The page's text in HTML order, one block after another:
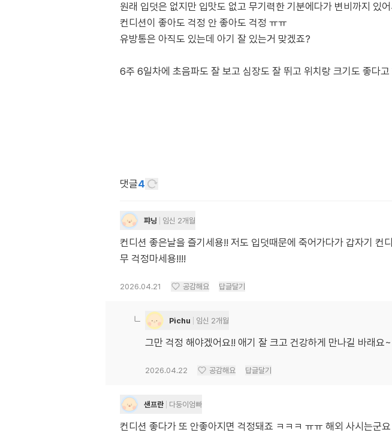
원래 입덧은 없지만 입맛도 없고 무기력한 기분에다가 변비까지 있
컨디션이 좋아도 걱정 안 좋아도 걱정 ㅠㅠ
유방통은 아직도 있는데 아기 잘 있는거 맞겠죠?
6주 6일차에 초음파도 잘 보고 심장도 잘 뛰고 위치랑 크기도 좋다
댓글4
퍄닝 임신 2개월
컨디션 좋은날을 즐기세용!! 저도 입덧때문에 죽어가다가 갑자기
무 걱정마세용!!!!
2026.04.21 공감해요 답글달기
Pichu 임신 2개월
그만 걱정 해야겠어요!! 애기 잘 크고 건강하게 만나길 바래요
2026.04.22 공감해요 답글달기
샌프란 다둥이엄빠
컨디션 좋다가 또 안좋아지면 걱정돼죠 ㅋㅋㅋ ㅠㅠ 해외 사시는군